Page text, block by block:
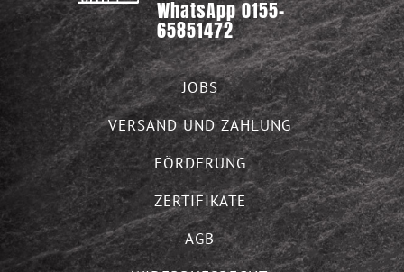
WhatsApp 0155-
65851472
JOBS
VERSAND UND ZAHLUNG
FÖRDERUNG
ZERTIFIKATE
AGB